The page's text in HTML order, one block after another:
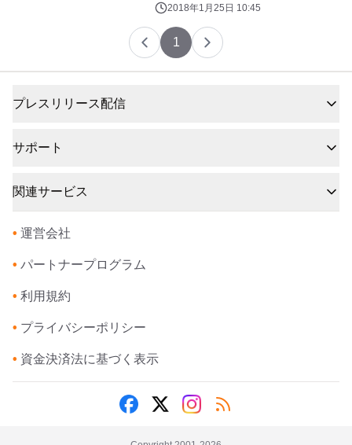
2018年1月25日 10:45
1
プレスリリース配信
サポート
関連サービス
• 運営会社
• パートナープログラム
• 利用規約
• プライバシーポリシー
• 資金決済法に基づく表示